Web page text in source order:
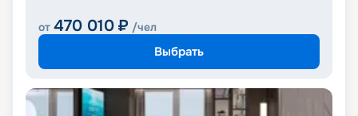
от 470 010 ₽ /чел
Выбрать